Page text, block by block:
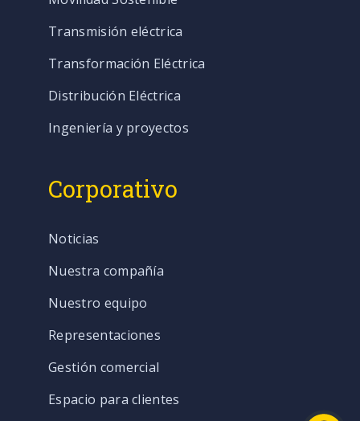
Transmisión eléctrica
Transformación Eléctrica
Distribución Eléctrica
Ingeniería y proyectos
Corporativo
Noticias
Nuestra compañía
Nuestro equipo
Representaciones
Gestión comercial
Espacio para clientes